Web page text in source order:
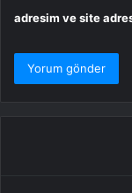
adresim ve site